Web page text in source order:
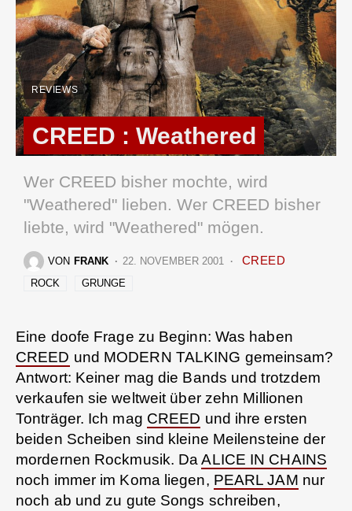
REVIEWS
CREED : Weathered
Wer CREED bisher mochte, wird
"Weathered" lieben. Wer CREED bisher
liebte, wird "Weathered" mögen.
VON FRANK 22. NOVEMBER 2001 CREED
ROCK GRUNGE
Eine doofe Frage zu Beginn: Was haben
CREED und MODERN TALKING gemeinsam?
Antwort: Keiner mag die Bands und trotzdem
verkaufen sie weltweit über zehn Millionen
Tonträger. Ich mag CREED und ihre ersten
beiden Scheiben sind kleine Meilensteine der
mordernen Rockmusik. DaALICE IN CHAINS
noch immer im Koma liegen, PEARL JAM nur
noch ab und zu gute Songs schreiben,